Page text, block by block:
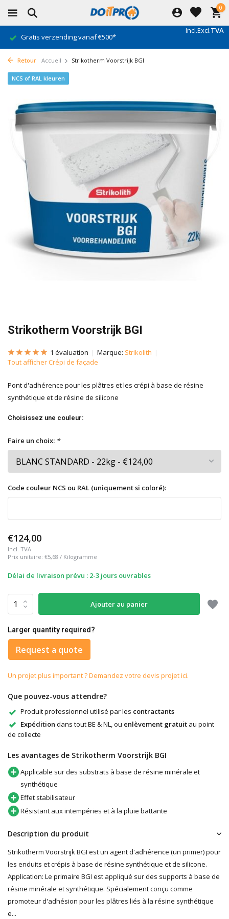
0
Incl.Excl.TVA
Gratis verzending vanaf €500*
Retour Accueil Strikotherm Voorstrijk BGI
Strikotherm Voorstrijk BGI
NCS of RAL kleuren
1 évaluation Marque: Strikolith
Tout afficher Crépi de façade
Pont d'adhérence pour les plâtres et les crépi à base de résine
synthétique et de résine de silicone
Choisissez une couleur:
Faire un choix: *
Code couleur NCS ou RAL (uniquement si coloré):
€124,00
Incl. TVA
Prix unitaire: €5,68 / Kilogramme
Délai de livraison prévu : 2-3 jours ouvrables
Ajouter au panier
Larger quantity required?
Request a quote
Un projet plus important ? Demandez votre devis projet ici.
Que pouvez-vous attendre?
Produit professionnel utilisé par les contractants
Expédition dans tout BE & NL, ou enlèvement gratuit au point
de collecte
Les avantages de Strikotherm Voorstrijk BGI
Applicable sur des substrats à base de résine minérale et
synthétique
Effet stabilisateur
Résistant aux intempéries et à la pluie battante
Description du produit
Strikotherm Voorstrijk BGI est un agent d'adhérence (un primer) pour
les enduits et crépis à base de résine synthétique et de silicone.
Application: Le primaire BGI est appliqué sur des supports à base de
résine minérale et synthétique. Spécialement conçu comme
promoteur d'adhésion pour les plâtres liés à la résine synthétique
e...